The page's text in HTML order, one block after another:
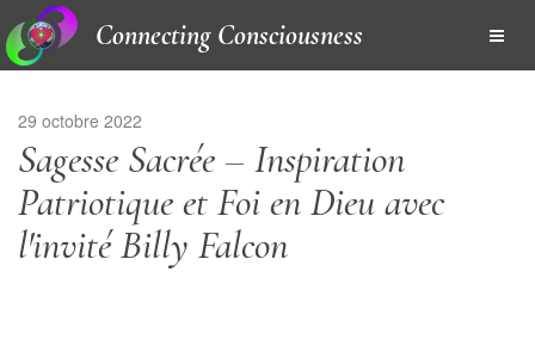
Connecting Consciousness
29 octobre 2022
Sagesse Sacrée – Inspiration
Patriotique et Foi en Dieu avec
l'invité Billy Falcon